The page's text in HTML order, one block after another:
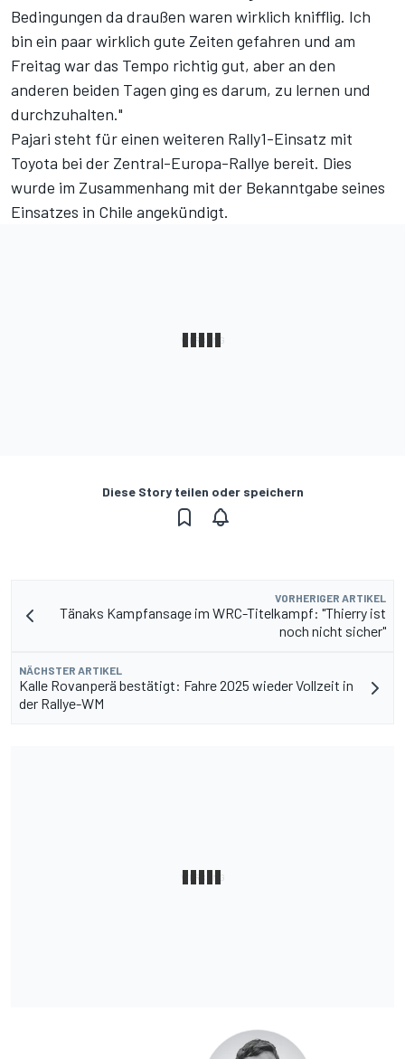
Bedingungen da draußen waren wirklich knifflig. Ich
bin ein paar wirklich gute Zeiten gefahren und am
Freitag war das Tempo richtig gut, aber an den
anderen beiden Tagen ging es darum, zu lernen und
durchzuhalten."
Pajari steht für einen weiteren Rally1-Einsatz mit
Toyota bei der Zentral-Europa-Rallye bereit. Dies
wurde im Zusammenhang mit der Bekanntgabe seines
Einsatzes in Chile angekündigt.
Diese Story teilen oder speichern
VORHERIGER ARTIKEL
Tänaks Kampfansage im WRC-Titelkampf: "Thierry ist
noch nicht sicher"
NÄCHSTER ARTIKEL
Kalle Rovanperä bestätigt: Fahre 2025 wieder Vollzeit in
der Rallye-WM